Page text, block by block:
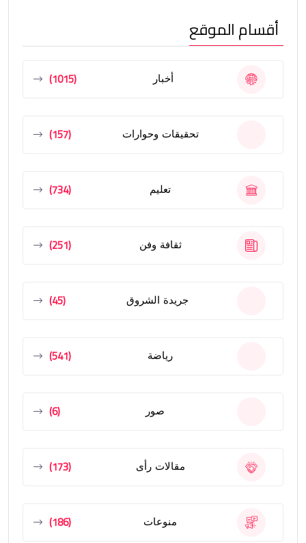
أقسام الموقع
أخبار (1015)
تحقيقات وحوارات (157)
تعليم (734)
ثقافة وفن (251)
جريدة الشروق (45)
رياضة (541)
صور (6)
مقالات رأى (173)
منوعات (186)